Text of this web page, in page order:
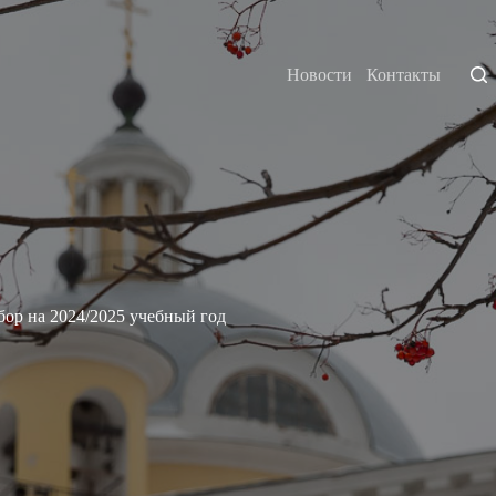
Новости Контакты
2024/2025 учебный год